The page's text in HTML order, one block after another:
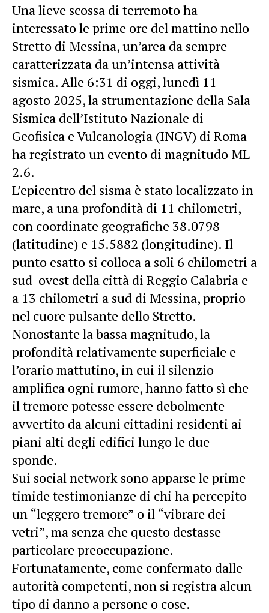
Una lieve scossa di terremoto ha
interessato le prime ore del mattino nello
Stretto di Messina, un’area da sempre
caratterizzata da un’intensa attività
sismica. Alle 6:31 di oggi, lunedì 11
agosto 2025, la strumentazione della Sala
Sismica dell’Istituto Nazionale di
Geofisica e Vulcanologia (INGV) di Roma
ha registrato un evento di magnitudo ML
2.6.
L’epicentro del sisma è stato localizzato in
mare, a una profondità di 11 chilometri,
con coordinate geografiche 38.0798
(latitudine) e 15.5882 (longitudine). Il
punto esatto si colloca a soli 6 chilometri a
sud-ovest della città di Reggio Calabria e
a 13 chilometri a sud di Messina, proprio
nel cuore pulsante dello Stretto.
Nonostante la bassa magnitudo, la
profondità relativamente superficiale e
l’orario mattutino, in cui il silenzio
amplifica ogni rumore, hanno fatto sì che
il tremore potesse essere debolmente
avvertito da alcuni cittadini residenti ai
piani alti degli edifici lungo le due
sponde.
Sui social network sono apparse le prime
timide testimonianze di chi ha percepito
un “leggero tremore” o il “vibrare dei
vetri”, ma senza che questo destasse
particolare preoccupazione.
Fortunatamente, come confermato dalle
autorità competenti, non si registra alcun
tipo di danno a persone o cose.